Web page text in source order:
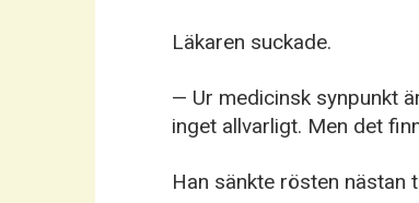
Läkaren suckade.
— Ur medicinsk synpunkt
inget allvarligt. Men det
Han sänkte rösten nästan